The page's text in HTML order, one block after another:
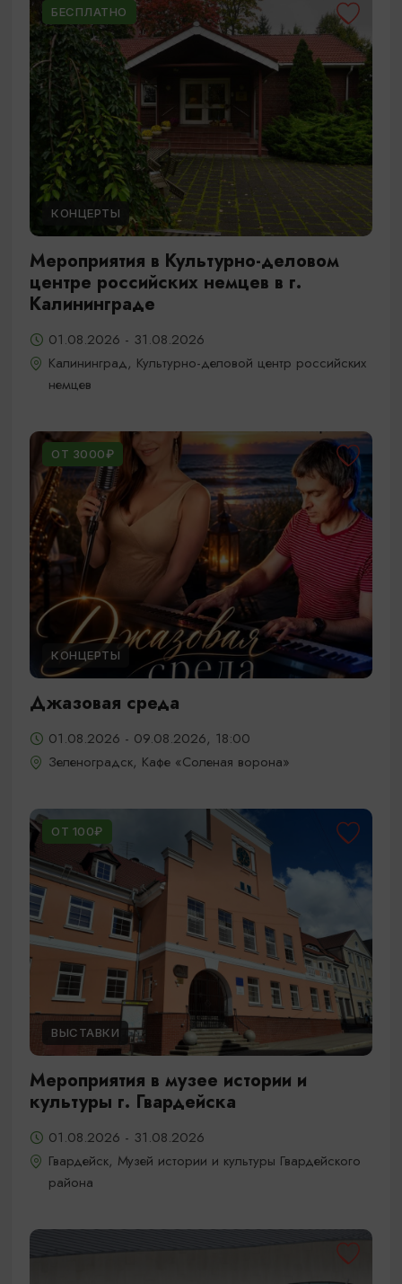
БЕСПЛАТНО
КОНЦЕРТЫ
Мероприятия в Культурно-деловом
центре российских немцев в г.
Калининграде
01.08.2026 - 31.08.2026
Калининград, Культурно-деловой центр российских
немцев
ОТ 3000₽
КОНЦЕРТЫ
Джазовая среда
01.08.2026 - 09.08.2026, 18:00
Зеленоградск, Кафе «Соленая ворона»
ОТ 100₽
ВЫСТАВКИ
Мероприятия в музее истории и
культуры г. Гвардейска
01.08.2026 - 31.08.2026
Гвардейск, Музей истории и культуры Гвардейского
района